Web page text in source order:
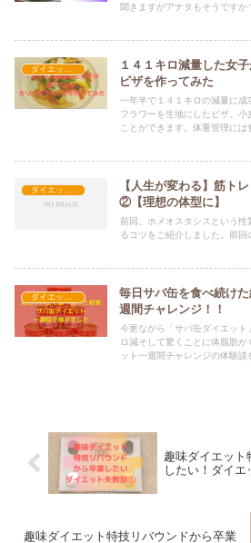
聞きますがアナタもそうですか
ダイエット豆ネタ
１４１キロ減量した女
ピザを作ってみた
一年半で１４１キロの減量に成
フラワーを生地にしたピザ。
ことができます。体重管理に
【人生が変わる】筋ト
②【理想の体型に】
前回、ホメオスタシスという
るコツをご紹介しました。前回
毎日サバ缶を食べ続け
週間チャレンジ！！
今更ながら「サバ缶ダイエッ
ロ減そして驚くことに体脂肪
ット一週間チャレンジの体験
趣味ダイエット
したい！ダイ
趣味ダイエット特技リバウンドから卒業